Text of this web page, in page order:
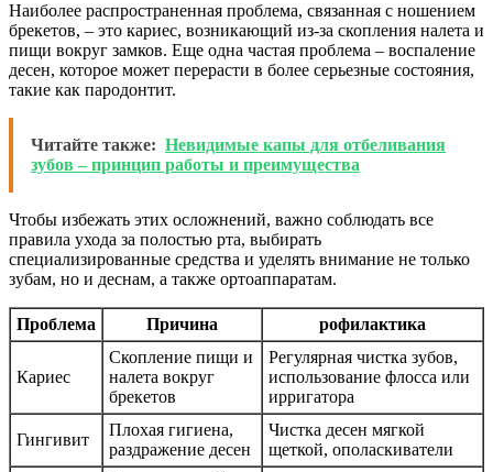
Наиболее распространенная проблема, связанная с ношением
брекетов, – это кариес, возникающий из-за скопления налета и
пищи вокруг замков. Еще одна частая проблема – воспаление
десен, которое может перерасти в более серьезные состояния,
такие как пародонтит.
Читайте также: Невидимые капы для отбеливания
зубов – принцип работы и преимущества
Чтобы избежать этих осложнений, важно соблюдать все
правила ухода за полостью рта, выбирать
специализированные средства и уделять внимание не только
зубам, но и деснам, а также ортоаппаратам.
Проблема Причина рофилактика
Кариес
Скопление пищи и
налета вокруг
брекетов
Регулярная чистка зубов,
использование флосса или
ирригатора
Гингивит
Плохая гигиена,
раздражение десен
Чистка десен мягкой
щеткой, ополаскиватели